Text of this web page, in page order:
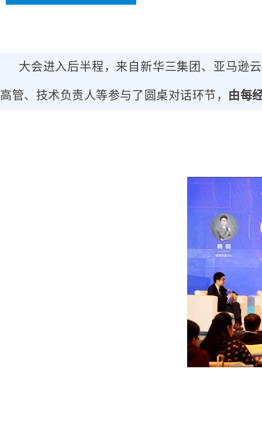
大会进入后半程，来自新华三集团、亚马逊
高管、技术负责人等参与了圆桌对话环节， 由每